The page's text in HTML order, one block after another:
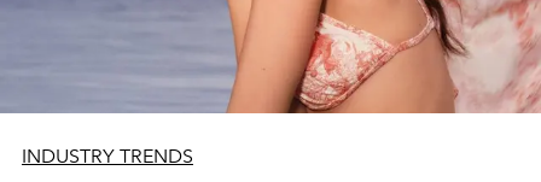
INDUSTRY TRENDS